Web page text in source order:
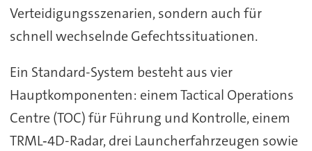
Verteidigungsszenarien, sondern auch für
schnell wechselnde Gefechtssituationen.
Ein Standard-System besteht aus vier
Hauptkomponenten: einem Tactical Operations
Centre (TOC) für Führung und Kontrolle, einem
TRML‑4D-Radar, drei Launcherfahrzeugen sowie